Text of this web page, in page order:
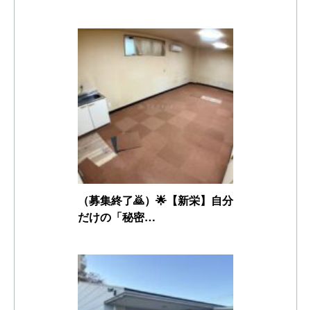
（募集終了🙇）🌟【新栄】自分
だけの「秘密…